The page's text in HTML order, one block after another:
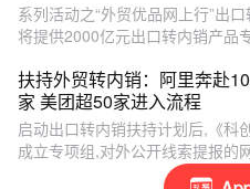
系列活动之“外贸优品网上行”出
将提供2000亿元出口转内销产品
扶持外贸转内销：阿里奔赴
家 美团超50家进入流程
启动出口转内销扶持计划后,《科
成立专项组,对外公开线索提报的